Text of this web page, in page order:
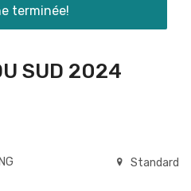
terminée!
SUD 2024
Standard